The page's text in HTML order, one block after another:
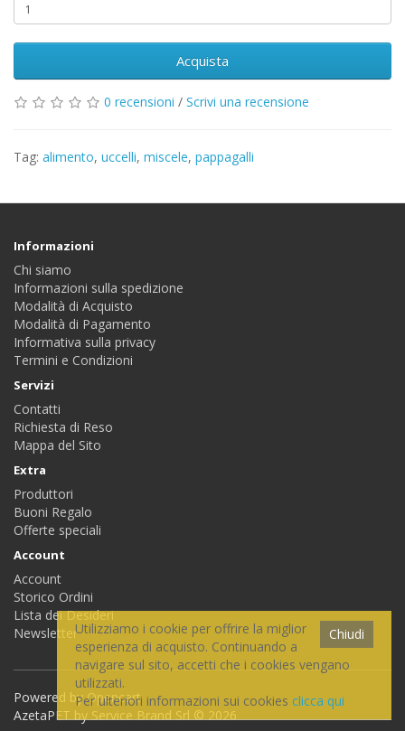
Acquista
0 recensioni / Scrivi una recensione
Tag: alimento, uccelli, miscele, pappagalli
Informazioni
Chi siamo
Informazioni sulla spedizione
Modalità di Acquisto
Modalità di Pagamento
Informativa sulla privacy
Termini e Condizioni
Servizi
Contatti
Richiesta di Reso
Mappa del Sito
Extra
Produttori
Buoni Regalo
Offerte speciali
Account
Account
Storico Ordini
Lista dei Desideri
Newsletter
Powered byOpencart
AzetaPET by Service Brand Srl © 2026
Chiudi
Utilizziamo i cookie per offrire la miglior
esperienza di acquisto. Continuando a
navigare sul sito, accetti che i cookies vengano
utilizzati.
Per ulteriori informazioni sui cookies clicca qui